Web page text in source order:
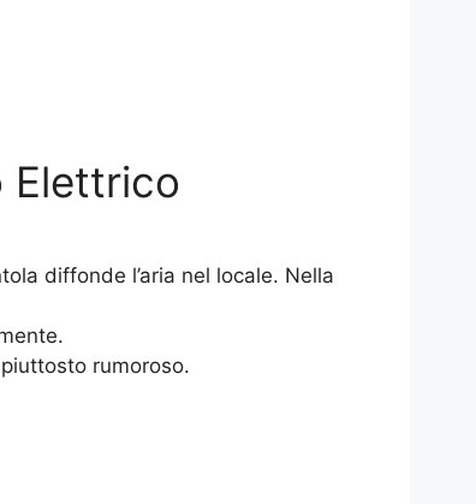
Elettrico
diffonde l’aria nel locale. Nella
rumoroso.